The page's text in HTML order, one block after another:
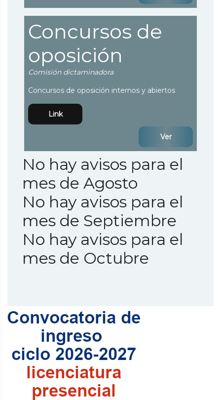
Concursos de
oposición
Comisión dictaminadora
Concursos de oposición internos y abiertos
Link
Ver
No hay avisos para el
mes de Agosto
No hay avisos para el
mes de Septiembre
No hay avisos para el
mes de Octubre